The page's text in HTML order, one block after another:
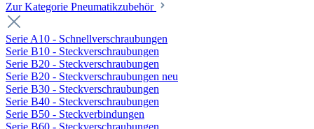
Zur Kategorie Pneumatikzubehör
Serie A10 - Schnellverschraubungen
Serie B10 - Steckverschraubungen
Serie B20 - Steckverschraubungen
Serie B20 - Steckverschraubungen neu
Serie B30 - Steckverschraubungen
Serie B40 - Steckverschraubungen
Serie B50 - Steckverbindungen